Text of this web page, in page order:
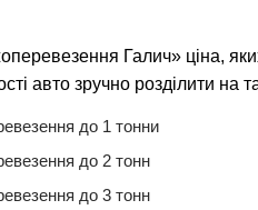
Галич» ціна,
авто зручно розділити на
до 1 тонни
до 2 тонн
до 3 тонн